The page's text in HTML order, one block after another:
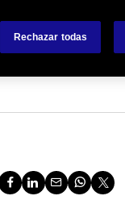
Rechazar todas